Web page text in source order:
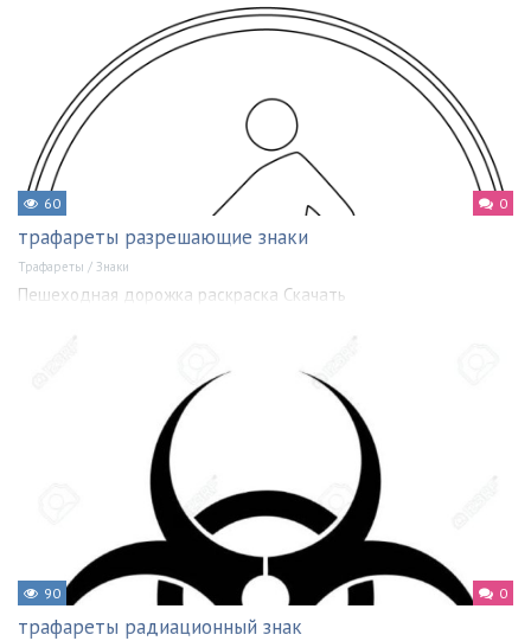
60 0
трафареты разрешающие знаки
Трафареты / Знаки
Пешеходная дорожка раскраска Скачать
90 0
трафареты радиационный знак